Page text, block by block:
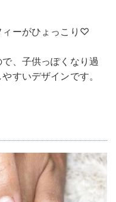
ィーがひょっこり♡
、子供っぽくなり過
すいデザインです。